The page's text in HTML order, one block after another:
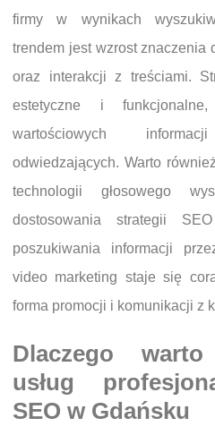
firmy w wynikach
trendem jest wzrost znaczenia
oraz interakcji z treściami.
estetyczne i
wartościowych
odwiedzających. Warto
technologii głosowego
dostosowania strategii
poszukiwania informacji
video marketing staje się
forma promocji i komunikacji z
Dlaczego
usług
SEO w Gdańsku